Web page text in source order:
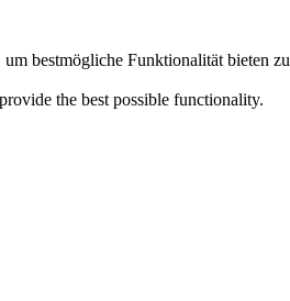
bestmögliche Funktionalität bieten zu
the best possible functionality.